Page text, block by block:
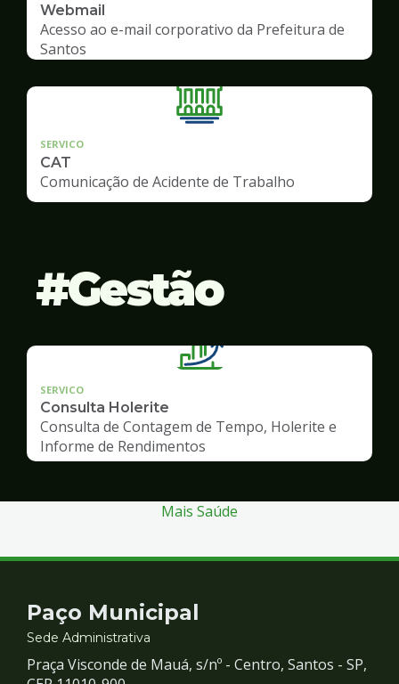
Webmail
Acesso ao e-mail corporativo da Prefeitura de
Santos
SERVICO
CAT
Comunicação de Acidente de Trabalho
Gestão
SERVICO
Consulta Holerite
Consulta de Contagem de Tempo, Holerite e
Informe de Rendimentos
Mais Saúde
Contato
e
Paço Municipal
Sede Administrativa
Praça Visconde de Mauá, s/nº - Centro, Santos - SP,